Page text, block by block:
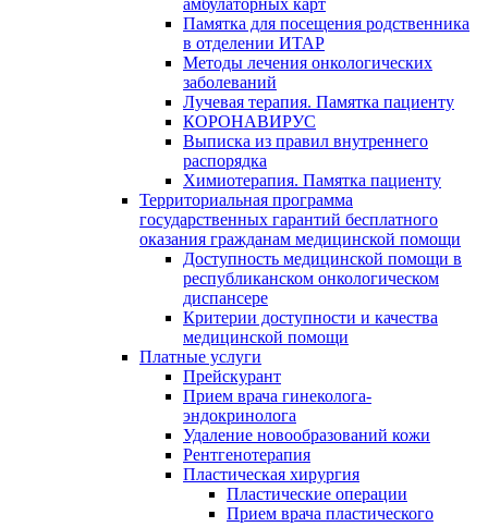
амбулаторных карт
Памятка для посещения родственника
в отделении ИТАР
Методы лечения онкологических
заболеваний
Лучевая терапия. Памятка пациенту
КОРОНАВИРУС
Выписка из правил внутреннего
распорядка
Химиотерапия. Памятка пациенту
Территориальная программа
государственных гарантий бесплатного
оказания гражданам медицинской помощи
Доступность медицинской помощи в
республиканском онкологическом
диспансере
Критерии доступности и качества
медицинской помощи
Платные услуги
Прейскурант
Прием врача гинеколога-
эндокринолога
Удаление новообразований кожи
Рентгенотерапия
Пластическая хирургия
Пластические операции
Прием врача пластического